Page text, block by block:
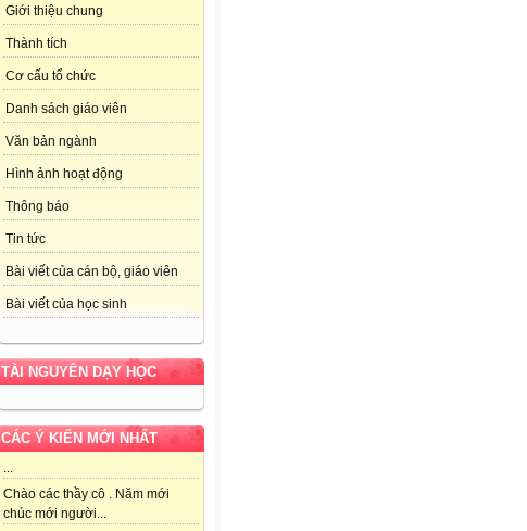
Giới thiệu chung
Thành tích
Cơ cấu tổ chức
Danh sách giáo viên
Văn bản ngành
Hình ảnh hoạt động
Thông báo
Tin tức
Bài viết của cán bộ, giáo viên
Bài viết của học sinh
TÀI NGUYÊN DẠY HỌC
CÁC Ý KIẾN MỚI NHẤT
...
Chào các thầy cô . Năm mới
chúc mới người...